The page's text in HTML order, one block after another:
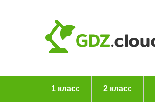
1 класс 2 класс